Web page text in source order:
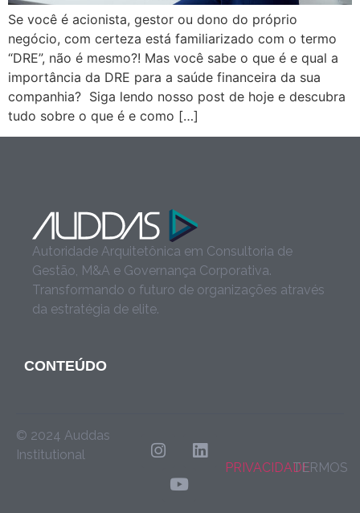
Se você é acionista, gestor ou dono do próprio
negócio, com certeza está familiarizado com o termo
“DRE”, não é mesmo?! Mas você sabe o que é e qual a
importância da DRE para a saúde financeira da sua
companhia? Siga lendo nosso post de hoje e descubra
tudo sobre o que é e como […]
Autoridade Arquitetônica em Consultoria de
Gestão, M&A e Governança Corporativa.
Transformando o futuro de organizações através
da estratégia de elite.
CONTEÚDO
© 2024 Auddas
Institutional
PRIVACIDADETERMOS